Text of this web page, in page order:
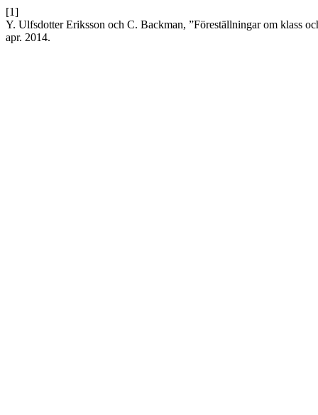
[1]
Y. Ulfsdotter Eriksson och C. Backman, ”Föreställningar om klass
apr. 2014.